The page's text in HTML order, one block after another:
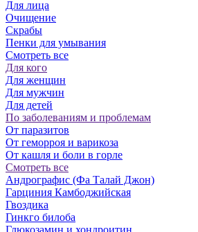
Для лица
Очищение
Скрабы
Пенки для умывания
Смотреть все
Для кого
Для женщин
Для мужчин
Для детей
По заболеваниям и проблемам
От паразитов
Oт геморроя и варикоза
От кашля и боли в горле
Смотреть все
Андрографис (Фа Талай Джон)
Гарциния Камбоджийская
Гвоздика
Гинкго билоба
Глюкозамин и хондроитин